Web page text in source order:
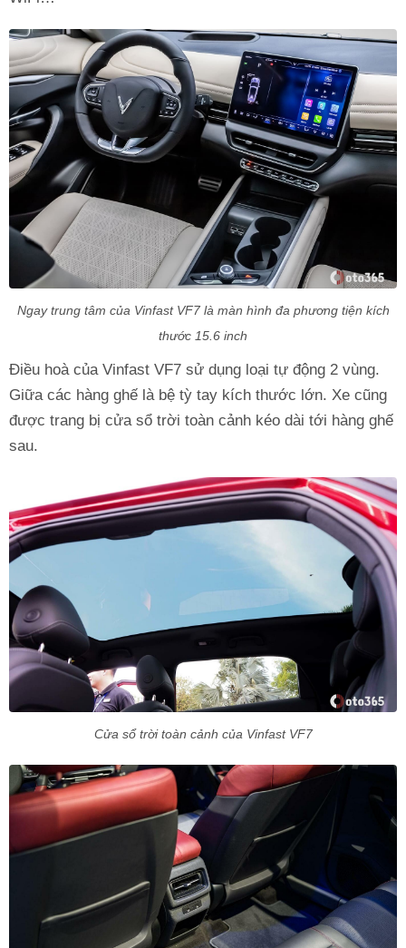
Ngay trung tâm của Vinfast VF7 là màn hình đa phương tiện kích
thước 15.6 inch
Điều hoà của Vinfast VF7 sử dụng loại tự động 2 vùng.
Giữa các hàng ghế là bệ tỳ tay kích thước lớn. Xe cũng
được trang bị cửa sổ trời toàn cảnh kéo dài tới hàng ghế
sau.
Cửa sổ trời toàn cảnh của Vinfast VF7